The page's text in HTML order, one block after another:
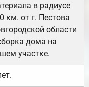
в радиусе
км. от г. Пестова
области
дома на
участке.